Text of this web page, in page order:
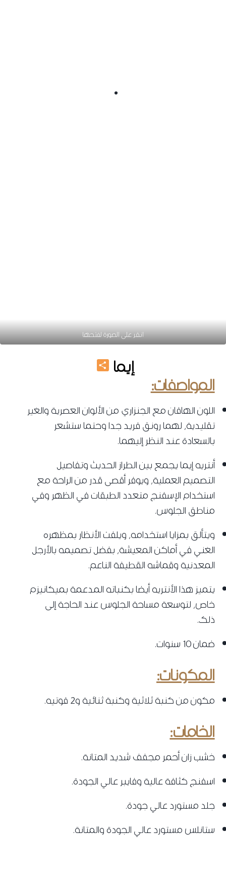
انقر على الصورة لفتحها
إيما Share
المواصفات:
اللون الهافان مع الجنزاري من الألوان العصرية والغير
تقليدية، لهما رونق فريد جدا وحتما ستشعر
بالسعادة عند النظر إليهما.
أنتريه إيما يجمع بين الطراز الحديث وتفاصيل
التصميم العملية، ويوفر أقصى قدر من الراحة مع
استخدام الإسفنج متعدد الطبقات في الظهر وفي
مناطق الجلوس.
ويتألق بمزايا استخدامه، ويلفت الأنظار بمظهره
الغني في أماكن المعيشة، بفضل تصميمه بالأرجل
المعدنية وقماشه القطيفة الناعم.
يتميز هذا الأنتريه أيضا بكنباته المدعمة بميكانيزم
خاص، لتوسعة مساحة الجلوس عند الحاجة إلى
ذلك.
ضمان 10 سنوات.
المكونات:
مكون من كنبة ثلاثية وكنبة ثنائية و2 فوتيه.
الخامات:
خشب زان أحمر مجفف شديد المتانة.
اسفنج كثافة عالية وفايبر عالي الجودة.
جلد مستورد عالي جودة.
ستانلس مستورد عالي الجودة والمتانة.